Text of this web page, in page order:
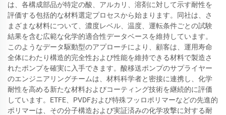
は、各構成部品が特定の酸、アルカリ、溶剤に対して示す耐性を
評価する包括的な材料選定プロセスから始まります。同社は、さ
まざまな材料について、濃度レベル、温度、運転条件ごとの試験
結果を含む広範な化学的適合性データベースを維持しています。
このようなデータ駆動型のアプローチにより、顧客は、運用寿命
全体にわたり構造的完全性および性能を維持できる材料で製造さ
れたポンプを確実に入手できます。酸移送ポンプのサプライヤー
のエンジニアリングチームは、材料科学者と密接に連携し、化学
耐性を高める新たな材料およびコーティング技術を継続的に評価
しています。ETFE、PVDFおよび特殊フッロポリマーなどの先進的
ポリマーは、その分子構造および実証済みの化学攻撃に対する耐